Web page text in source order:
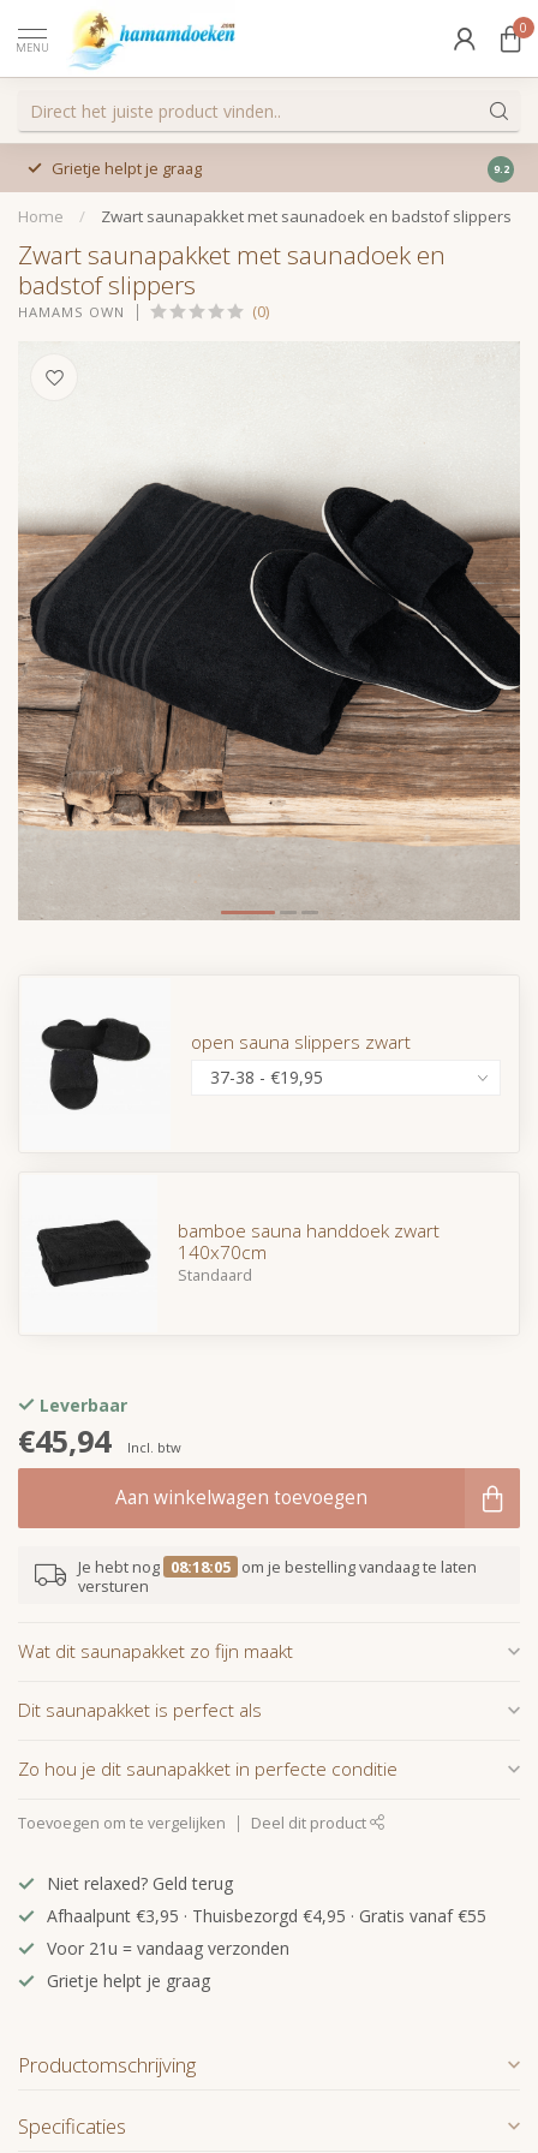
MENU
0
Grietje helpt je graag 9.2
Home / Zwart saunapakket met saunadoek en badstof slippers
Zwart saunapakket met saunadoek en
badstof slippers
HAMAMS OWN (0)
open sauna slippers zwart
bamboe sauna handdoek zwart
140x70cm
Standaard
Leverbaar
€45,94 Incl. btw
Aan winkelwagen toevoegen
Je hebt nog 08:18:05 om je bestelling vandaag te laten
versturen
Wat dit saunapakket zo fijn maakt
Dit saunapakket is perfect als
Zo hou je dit saunapakket in perfecte conditie
Toevoegen om te vergelijken Deel dit product
Niet relaxed? Geld terug
Afhaalpunt €3,95 · Thuisbezorgd €4,95 · Gratis vanaf €55
Voor 21u = vandaag verzonden
Grietje helpt je graag
Productomschrijving
Specificaties